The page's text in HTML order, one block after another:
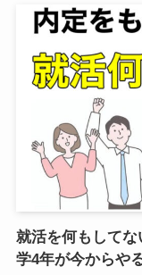
就活を何もして
学4年が今からや